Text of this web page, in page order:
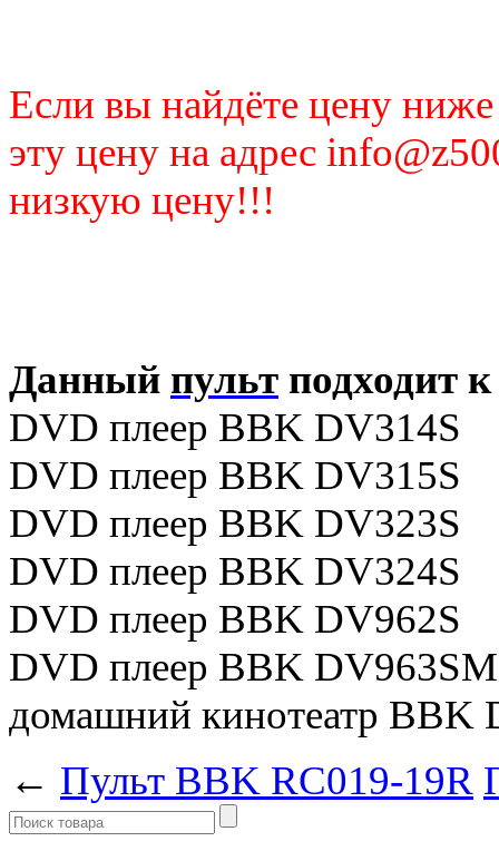
Если вы найдёте цену
эту цену на адрес
низкую цену!!!
Данный пульт подходит
DVD плеер BBK DV314S
DVD плеер BBK DV315S
DVD плеер BBK DV323S
DVD плеер BBK DV324S
DVD плеер BBK DV962S
DVD плеер BBK DV963SM
домашний кинотеатр BBK
← Пульт BBK RC019-19R